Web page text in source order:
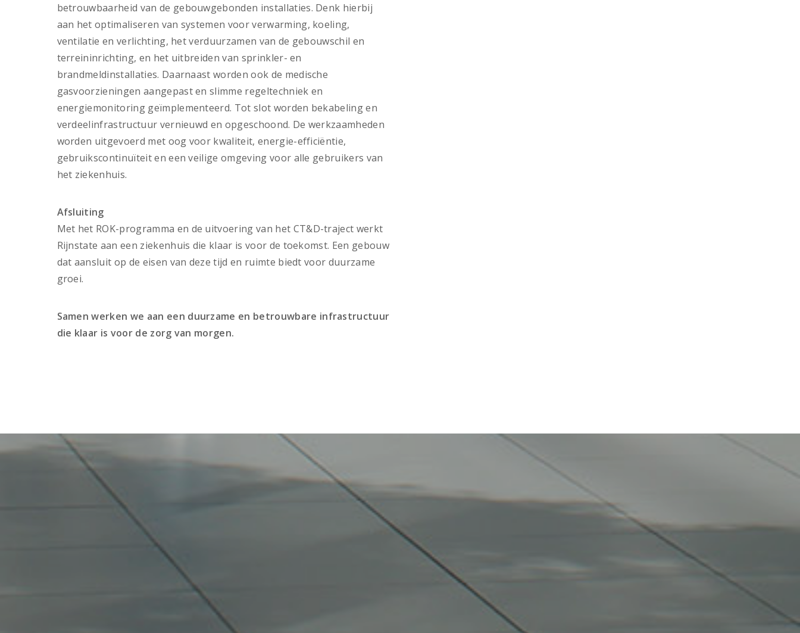
betrouwbaarheid van de gebouwgebonden installaties. Denk hierbij
aan het optimaliseren van systemen voor verwarming, koeling,
ventilatie en verlichting, het verduurzamen van de gebouwschil en
terreininrichting, en het uitbreiden van sprinkler- en
brandmeldinstallaties. Daarnaast worden ook de medische
gasvoorzieningen aangepast en slimme regeltechniek en
energiemonitoring geïmplementeerd. Tot slot worden bekabeling en
verdeelinfrastructuur vernieuwd en opgeschoond. De werkzaamheden
worden uitgevoerd met oog voor kwaliteit, energie-efficiëntie,
gebruikscontinuïteit en een veilige omgeving voor alle gebruikers van
het ziekenhuis.
Afsluiting
Met het ROK-programma en de uitvoering van het CT&D-traject werkt
Rijnstate aan een ziekenhuis die klaar is voor de toekomst. Een gebouw
dat aansluit op de eisen van deze tijd en ruimte biedt voor duurzame
groei.
Samen werken we aan een duurzame en betrouwbare infrastructuur
die klaar is voor de zorg van morgen.